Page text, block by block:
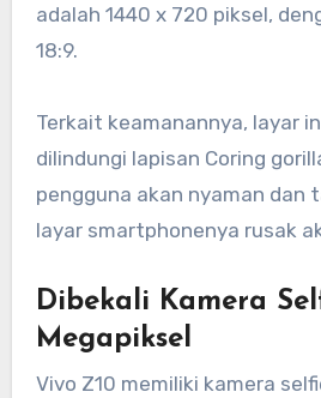
adalah 1440 x 720 piksel,
18:9.
Terkait keamanannya, layar
dilindungi lapisan Coring
pengguna akan nyaman dan
layar smartphonenya rusak
Dibekali Kamera
Megapiksel
Vivo Z10 memiliki kamera